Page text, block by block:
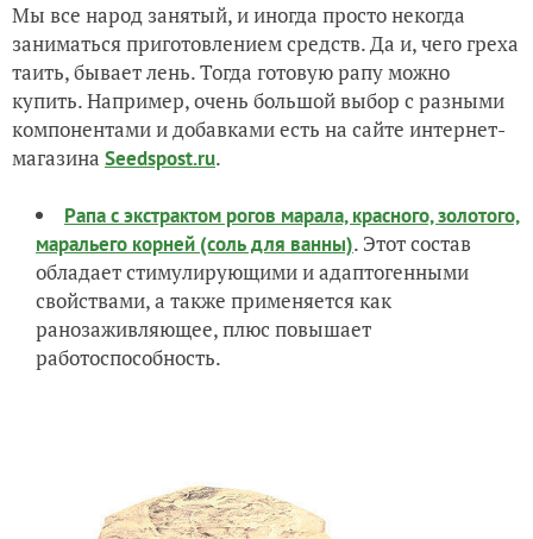
Мы все народ занятый, и иногда просто некогда
заниматься приготовлением средств. Да и, чего греха
таить, бывает лень. Тогда готовую рапу можно
купить. Например, очень большой выбор с разными
компонентами и добавками есть на сайте интернет-
магазина Seedspost.ru.
Рапа с экстрактом рогов марала, красного, золотого,
маральего корней (соль для ванны). Этот состав
обладает стимулирующими и адаптогенными
свойствами, а также применяется как
ранозаживляющее, плюс повышает
работоспособность.